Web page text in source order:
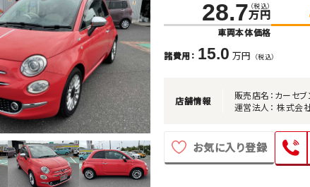
28.7 （税込）
万円
車両本体価格
諸費用： 15.0 万円 （税込）
店舗情報
販売店名：カーセ
運営法人： 株式会
お気に入り登録